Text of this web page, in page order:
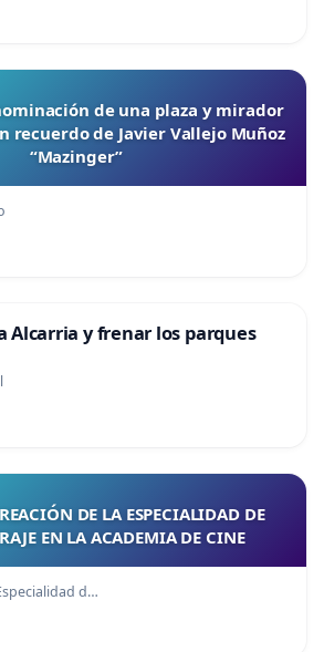
de una plaza y mirador
recuerdo de Javier Vallejo Muñoz
“Mazinger”
Alcarria y frenar los parques
DE LA ESPECIALIDAD DE
EN LA ACADEMIA DE CINE
d…